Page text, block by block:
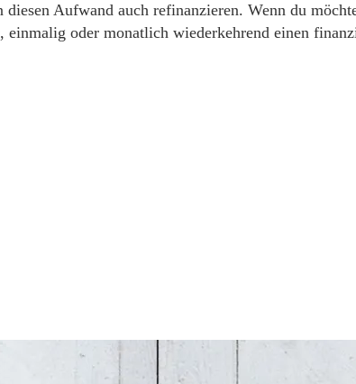
Aufwand auch refinanzieren. Wenn du
oder monatlich wiederkehrend einen